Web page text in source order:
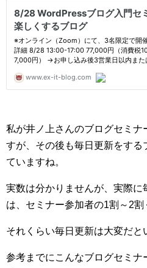
私が井ノ上さんのブログセミナ
すが、その後も毎日更新をする
ていますね。
実数は分かりませんが、実際に
は、セミナー参加者の1割～2割
それくらい毎日更新は大変だと
参考までにこんなブログセミナ